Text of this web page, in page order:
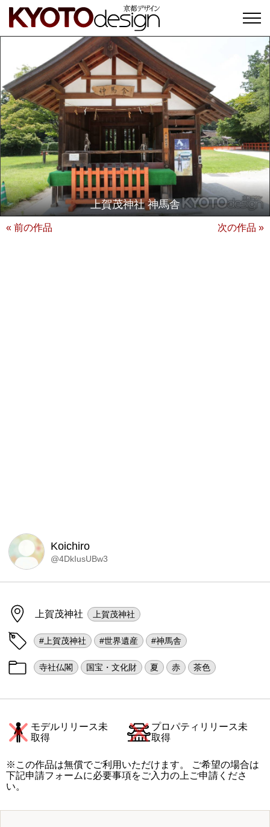
上賀茂神社 神馬舎
« 前の作品 次の作品 »
Koichiro
@4DkIusUBw3
上賀茂神社 上賀茂神社
#上賀茂神社 #世界遺産 #神馬舎
寺社仏閣 国宝・文化財 夏 赤 茶色
モデルリリース未
取得
プロパティリリース未
取得
※この作品は無償でご利用いただけます。 ご希望の場合は
下記申請フォームに必要事項をご入力の上ご申請くださ
い。